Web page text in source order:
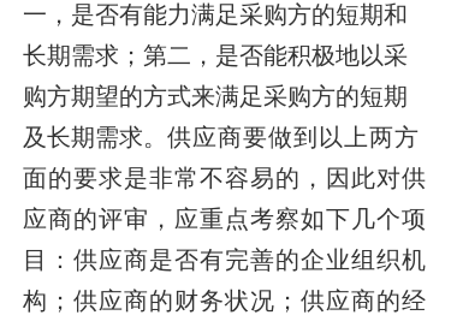
一，是否有能力满足采购方的短期和
长期需求；第二，是否能积极地以采
购方期望的方式来满足采购方的短期
及长期需求。供应商要做到以上两方
面的要求是非常不容易的，因此对供
应商的评审，应重点考察如下几个项
目：供应商是否有完善的企业组织机
构；供应商的财务状况；供应商的经